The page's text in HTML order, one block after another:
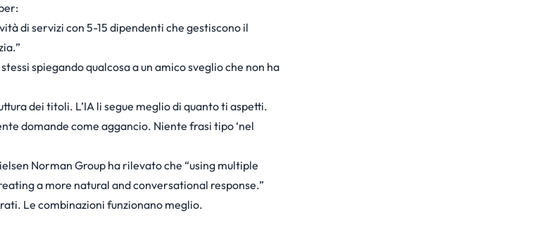
di servizi con 5-15 dipendenti che gestiscono il
spiegando qualcosa a un amico sveglio che non ha
dei titoli. L’IA li segue meglio di quanto ti aspetti.
domande come aggancio. Niente frasi tipo ‘nel
Norman Group ha rilevato che “using multiple
a more natural and conversational response.”
Le combinazioni funzionano meglio.